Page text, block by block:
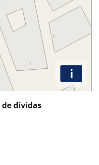
i
dívidas